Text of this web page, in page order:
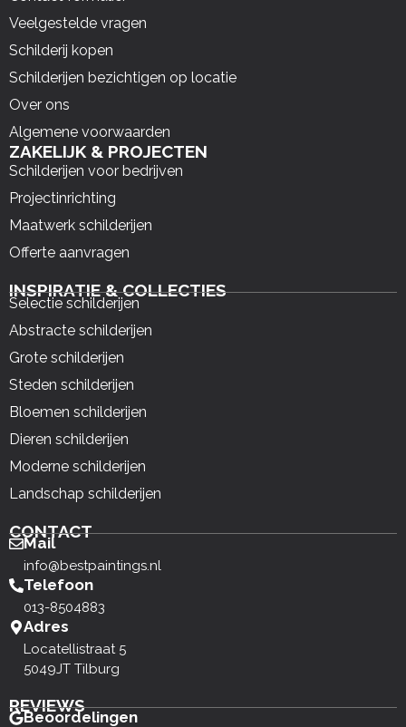
Veelgestelde vragen
Schilderij kopen
Schilderijen bezichtigen op locatie
Over ons
Algemene voorwaarden
ZAKELIJK & PROJECTEN
Schilderijen voor bedrijven
Projectinrichting
Maatwerk schilderijen
Offerte aanvragen
INSPIRATIE & COLLECTIES
Selectie schilderijen
Abstracte schilderijen
Grote schilderijen
Steden schilderijen
Bloemen schilderijen
Dieren schilderijen
Moderne schilderijen
Landschap schilderijen
CONTACT
Mail
info@bestpaintings.nl
Telefoon
013-8504883
Adres
Locatellistraat 5
5049JT Tilburg
REVIEWS
Beoordelingen